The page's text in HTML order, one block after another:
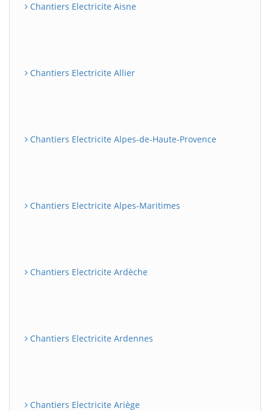
Chantiers Electricite Aisne
Chantiers Electricite Allier
Chantiers Electricite Alpes-de-Haute-Provence
Chantiers Electricite Alpes-Maritimes
Chantiers Electricite Ardèche
Chantiers Electricite Ardennes
Chantiers Electricite Ariège